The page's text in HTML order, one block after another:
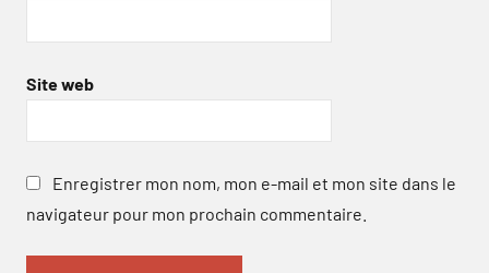
Site web
Enregistrer mon nom, mon e-mail et mon site dans le
navigateur pour mon prochain commentaire.